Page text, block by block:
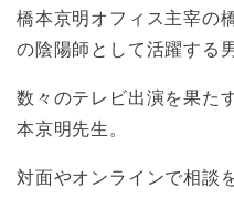
橋本京明オフィス主宰の
の陰陽師として活躍する
数々のテレビ出演を果た
本京明先生。
対面やオンラインで相談